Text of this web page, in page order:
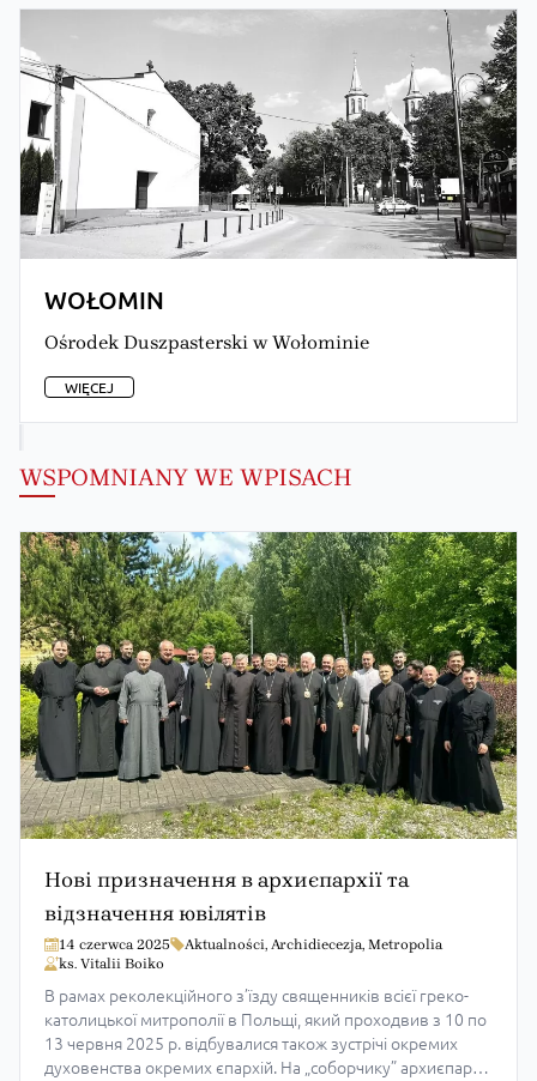
ZĄBKI
Parafia p.w. Narodzenia NMP w Ząbkach
WSPOMNIANY WE WPISACH
Нові призначення в архиєпархії та
відзначення ювілятів
14 czerwca 2025 Aktualności, Archidiecezja, Metropolia
ks. Vitalii Boiko
В рамах реколекційного з’їзду священників всієї греко-
католицької митрополії в Польщі, який проходвив з 10 по
13 червня 2025 р. відбувалися також зустрічі окремих
духовенства окремих єпархій. На „соборчику” архиєпархії